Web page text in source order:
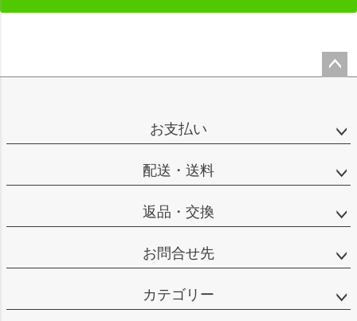
お支払い
配送・送料
返品・交換
お問合せ先
カテゴリー